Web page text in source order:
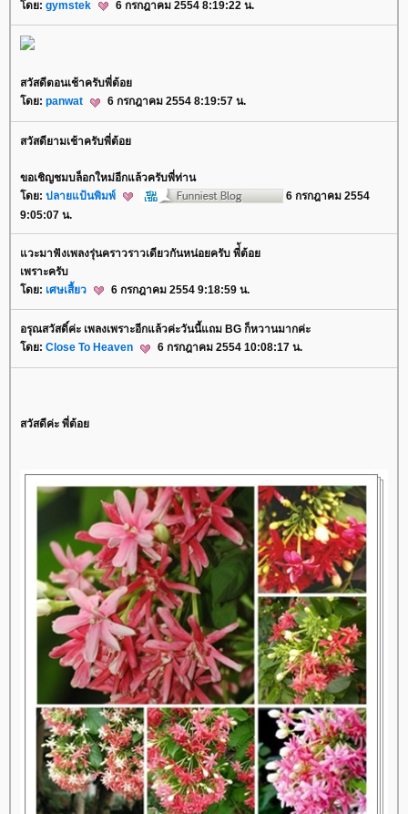
ดย: gymstek 6 กรกฎาคม 2554 8:19:22 น.
สวัสดีตอนเช้าครับพี่ต้อ
ดย: panwat 6 กรกฎาคม 2554 8:19:57 น.
สวัสดียามเช้าครับพี่ต้อ
ขอเชิญชมบล็อกใหม่อีกแล้วครับพี่ท่าน
ดย: ปลายแป้นพิมพ์
6 กรกฎาคม 2554
9:05:07 น.
วะมาฟังเพลงรุ่นคราวราวเดียวกันหน่อยครับ พี่้ต้อ
เพราะครับ
ดย: เศษเสี้ยว 6 กรกฎาคม 2554 9:18:59 น.
อรุณสวัสดิ์ค่ะ เพลงเพราะอีกแล้วค่ะวันนี้แถม BG ก็หวานมากค่ะ
ดย: Close To Heaven 6 กรกฎาคม 2554 10:08:17 น.
สวัสดีค่ะ พี่ต้อ